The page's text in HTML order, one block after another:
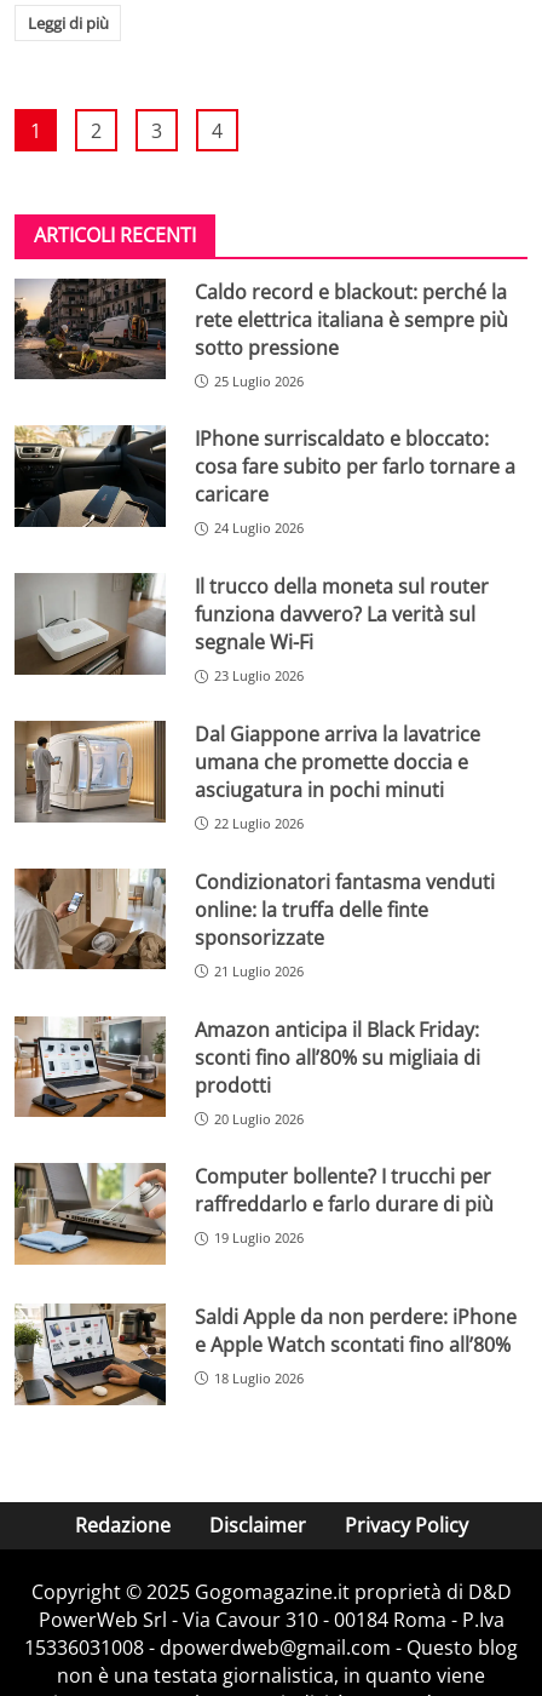
Leggi di più
1 2 3 4
ARTICOLI RECENTI
Caldo record e blackout: perché la
rete elettrica italiana è sempre più
sotto pressione
25 Luglio 2026
IPhone surriscaldato e bloccato:
cosa fare subito per farlo tornare a
caricare
24 Luglio 2026
Il trucco della moneta sul router
funziona davvero? La verità sul
segnale Wi-Fi
23 Luglio 2026
Dal Giappone arriva la lavatrice
umana che promette doccia e
asciugatura in pochi minuti
22 Luglio 2026
Condizionatori fantasma venduti
online: la truffa delle finte
sponsorizzate
21 Luglio 2026
Amazon anticipa il Black Friday:
sconti fino all’80% su migliaia di
prodotti
20 Luglio 2026
Computer bollente? I trucchi per
raffreddarlo e farlo durare di più
19 Luglio 2026
Saldi Apple da non perdere: iPhone
e Apple Watch scontati fino all’80%
18 Luglio 2026
Redazione Disclaimer Privacy Policy
Copyright © 2025 Gogomagazine.it proprietà di D&D
PowerWeb Srl - Via Cavour 310 - 00184 Roma - P.Iva
15336031008 - dpowerdweb@gmail.com - Questo blog
non è una testata giornalistica, in quanto viene